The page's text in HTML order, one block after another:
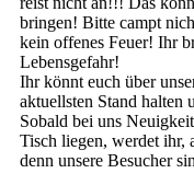
bringen! Bitte campt
kein offenes Feuer! Ihr
Lebensgefahr!
Ihr könnt euch über
aktuellsten Stand halten
Sobald bei uns
Tisch liegen, werdet ihr,
denn unsere Besucher